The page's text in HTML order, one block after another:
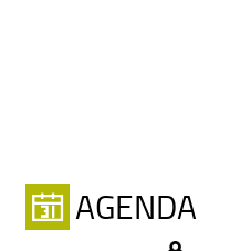
AGENDA